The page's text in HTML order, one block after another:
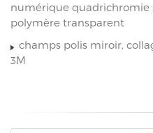
numérique quadrichromie
polymère transparent
champs polis miroir,
3M